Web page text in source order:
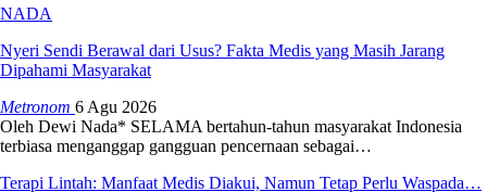
NADA
Nyeri Sendi Berawal dari Usus? Fakta Medis yang Masih Jarang
Dipahami Masyarakat
Metronom 6 Agu 2026
Oleh Dewi Nada* SELAMA bertahun-tahun masyarakat Indonesia
terbiasa menganggap gangguan pencernaan sebagai…
Terapi Lintah: Manfaat Medis Diakui, Namun Tetap Perlu Waspada…